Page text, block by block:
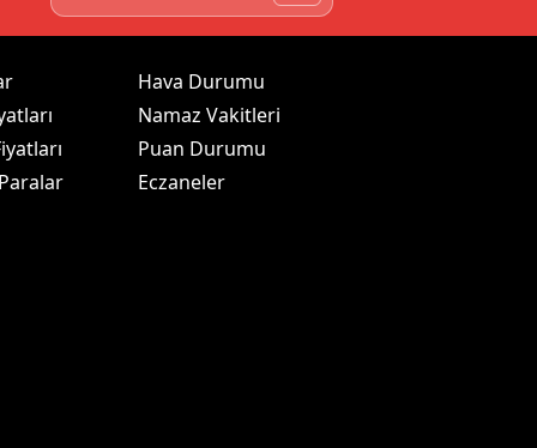
Hava Durumu
Namaz Vakitleri
Puan Durumu
Eczaneler